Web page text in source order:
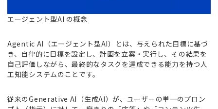
エージェント型AI の概念
Agentic AI（エージェント型AI）とは、与えられた目標に基づ
き、自律的に目標を設定し、計画を立案・実行し、その結果を
自己評価しながら、最終的なタスクを達成できる能力を持つ人
工知能システムのことです。
従来のGenerative AI（生成AI）が、ユーザーの単一のプロン